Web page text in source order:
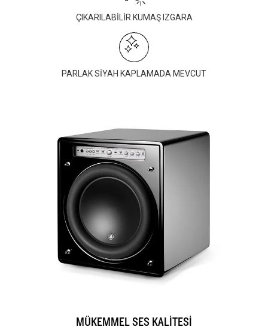
ÇIKARILABİLİR KUMAŞ IZGARA
PARLAK SİYAH KAPLAMADA MEVCUT
MÜKEMMEL SES KALİTESİ